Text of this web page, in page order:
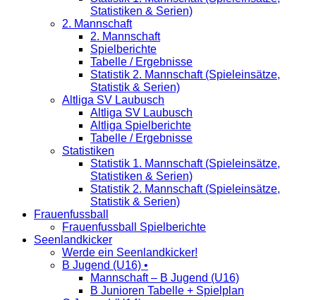
Statistiken & Serien)
2. Mannschaft
2. Mannschaft
Spielberichte
Tabelle / Ergebnisse
Statistik 2. Mannschaft (Spieleinsätze,
Statistik & Serien)
Altliga SV Laubusch
Altliga SV Laubusch
Altliga Spielberichte
Tabelle / Ergebnisse
Statistiken
Statistik 1. Mannschaft (Spieleinsätze,
Statistiken & Serien)
Statistik 2. Mannschaft (Spieleinsätze,
Statistik & Serien)
Frauenfussball
Frauenfussball Spielberichte
Seenlandkicker
Werde ein Seenlandkicker!
B Jugend (U16) •
Mannschaft – B Jugend (U16)
B Junioren Tabelle + Spielplan